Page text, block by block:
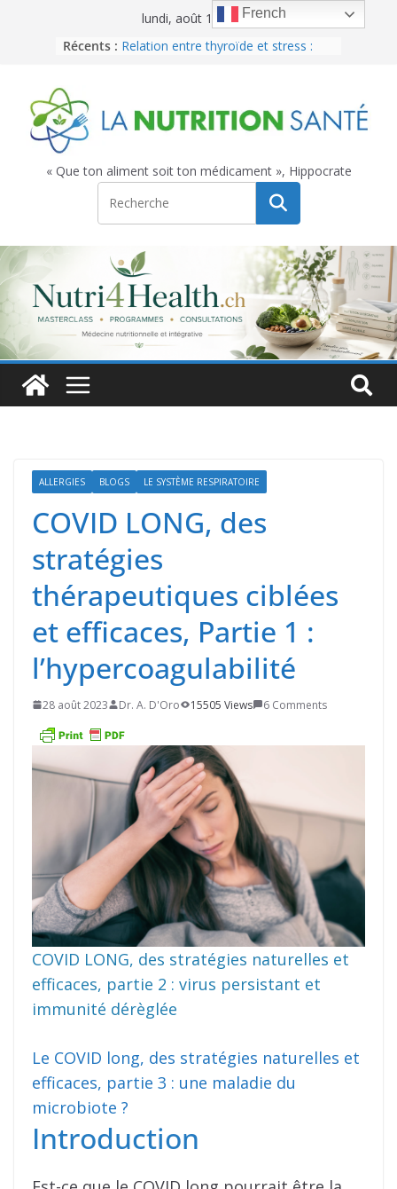
lundi, août 10, 2026
Récents : Fibromyalgie, les solutions concrètes
Microbiote buccal : et si la santé
commençait vraiment dans la
Réveils nocturnes : les causes
biologiques méconnues qui
perturbent votre sommeil
T2 : l’hormone thyroïdienne oubliée
« Que ton aliment soit ton médicament », Hippocrate
ALLERGIES BLOGS LE SYSTÈME RESPIRATOIRE
COVID LONG, des
stratégies
thérapeutiques ciblées
et efficaces, Partie 1 :
l’hypercoagulabilité
28 août 2023 Dr. A. D'Oro 15505 Views 6 Comments
COVID LONG, des stratégies naturelles et
efficaces, partie 2 : virus persistant et
immunité dérèglée
Le COVID long, des stratégies naturelles et
efficaces, partie 3 : une maladie du
microbiote ?
Introduction
French